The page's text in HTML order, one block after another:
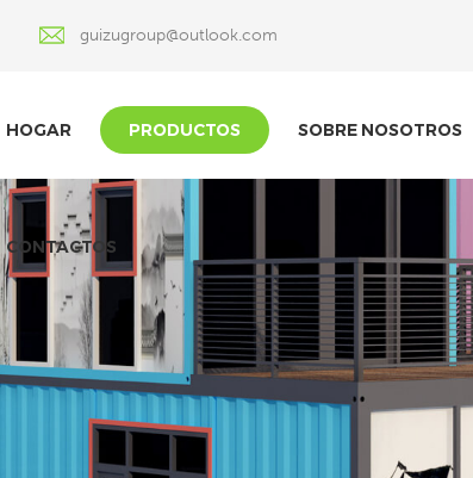
guizugroup@outlook.com
HOGAR PRODUCTOS SOBRE NOSOTROS
CONTACTOS